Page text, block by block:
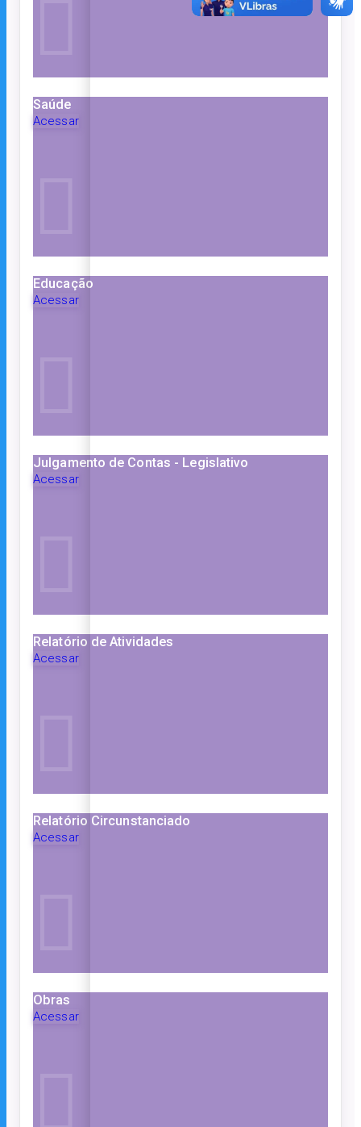
Saúde
Acessar
Educação
Acessar
Julgamento de Contas - Legislativo
Acessar
Relatório de Atividades
Acessar
Relatório Circunstanciado
Acessar
Obras
Acessar